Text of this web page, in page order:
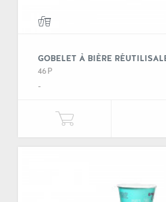
GOBELET À BIÈRE
46P
-
Ajouter